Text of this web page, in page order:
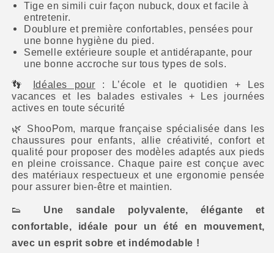
Tige en simili cuir façon nubuck, doux et facile à
entretenir.
Doublure et première confortables, pensées pour
une bonne hygiène du pied.
Semelle extérieure souple et antidérapante, pour
une bonne accroche sur tous types de sols.
👣
Idéales pour : L’école et le quotidien + Les
vacances et les balades estivales + Les journées
actives en toute sécurité
🌿
ShooPom, marque française spécialisée dans les
chaussures pour enfants, allie créativité, confort et
qualité pour proposer des modèles adaptés aux pieds
en pleine croissance. Chaque paire est conçue avec
des matériaux respectueux et une ergonomie pensée
pour assurer bien-être et maintien.
👟
Une sandale polyvalente, élégante et
confortable, idéale pour un été en mouvement,
avec un esprit sobre et indémodable !